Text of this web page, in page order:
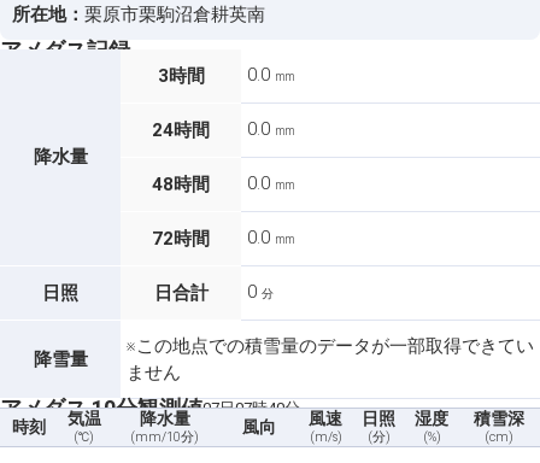
所在地： 栗原市栗駒沼倉耕英南
アメダス記録
降水量
3時間 0.0 mm
24時間 0.0 mm
48時間 0.0 mm
72時間 0.0 mm
日照 日合計 0 分
降雪量
※この地点での積雪量のデータが一部取得できてい
ません
アメダス 10分観測値07日07時40分
時刻 気温
(℃)
降水量
(mm/10分)
風向 風速
(m/s)
日照
(分)
湿度
(%)
積雪深
(cm)